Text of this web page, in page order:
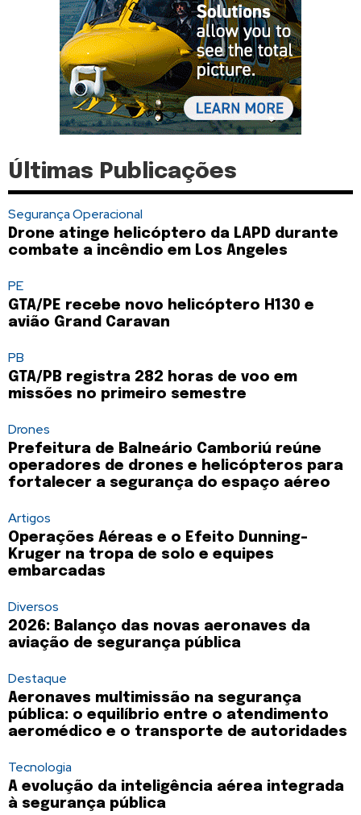
Últimas Publicações
Segurança Operacional
Drone atinge helicóptero da LAPD durante
combate a incêndio em Los Angeles
PE
GTA/PE recebe novo helicóptero H130 e
avião Grand Caravan
PB
GTA/PB registra 282 horas de voo em
missões no primeiro semestre
Drones
Prefeitura de Balneário Camboriú reúne
operadores de drones e helicópteros para
fortalecer a segurança do espaço aéreo
Artigos
Operações Aéreas e o Efeito Dunning-
Kruger na tropa de solo e equipes
embarcadas
Diversos
2026: Balanço das novas aeronaves da
aviação de segurança pública
Destaque
Aeronaves multimissão na segurança
pública: o equilíbrio entre o atendimento
aeromédico e o transporte de autoridades
Tecnologia
A evolução da inteligência aérea integrada
à segurança pública